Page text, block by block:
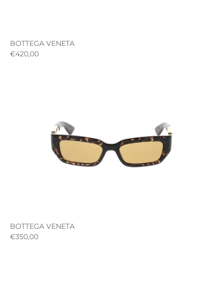
BOTTEGA VENETA
€420,00
BOTTEGA VENETA
€350,00